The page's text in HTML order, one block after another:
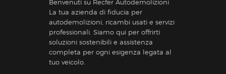
Benvenuti su Recfer Autodemolizioni
La tua azienda di fiducia per
autodemolizioni, ricambi usati e servizi
professionali. Siamo qui per offrirti
soluzioni sostenibili e assistenza
completa per ogni esigenza legata al
tuo veicolo.